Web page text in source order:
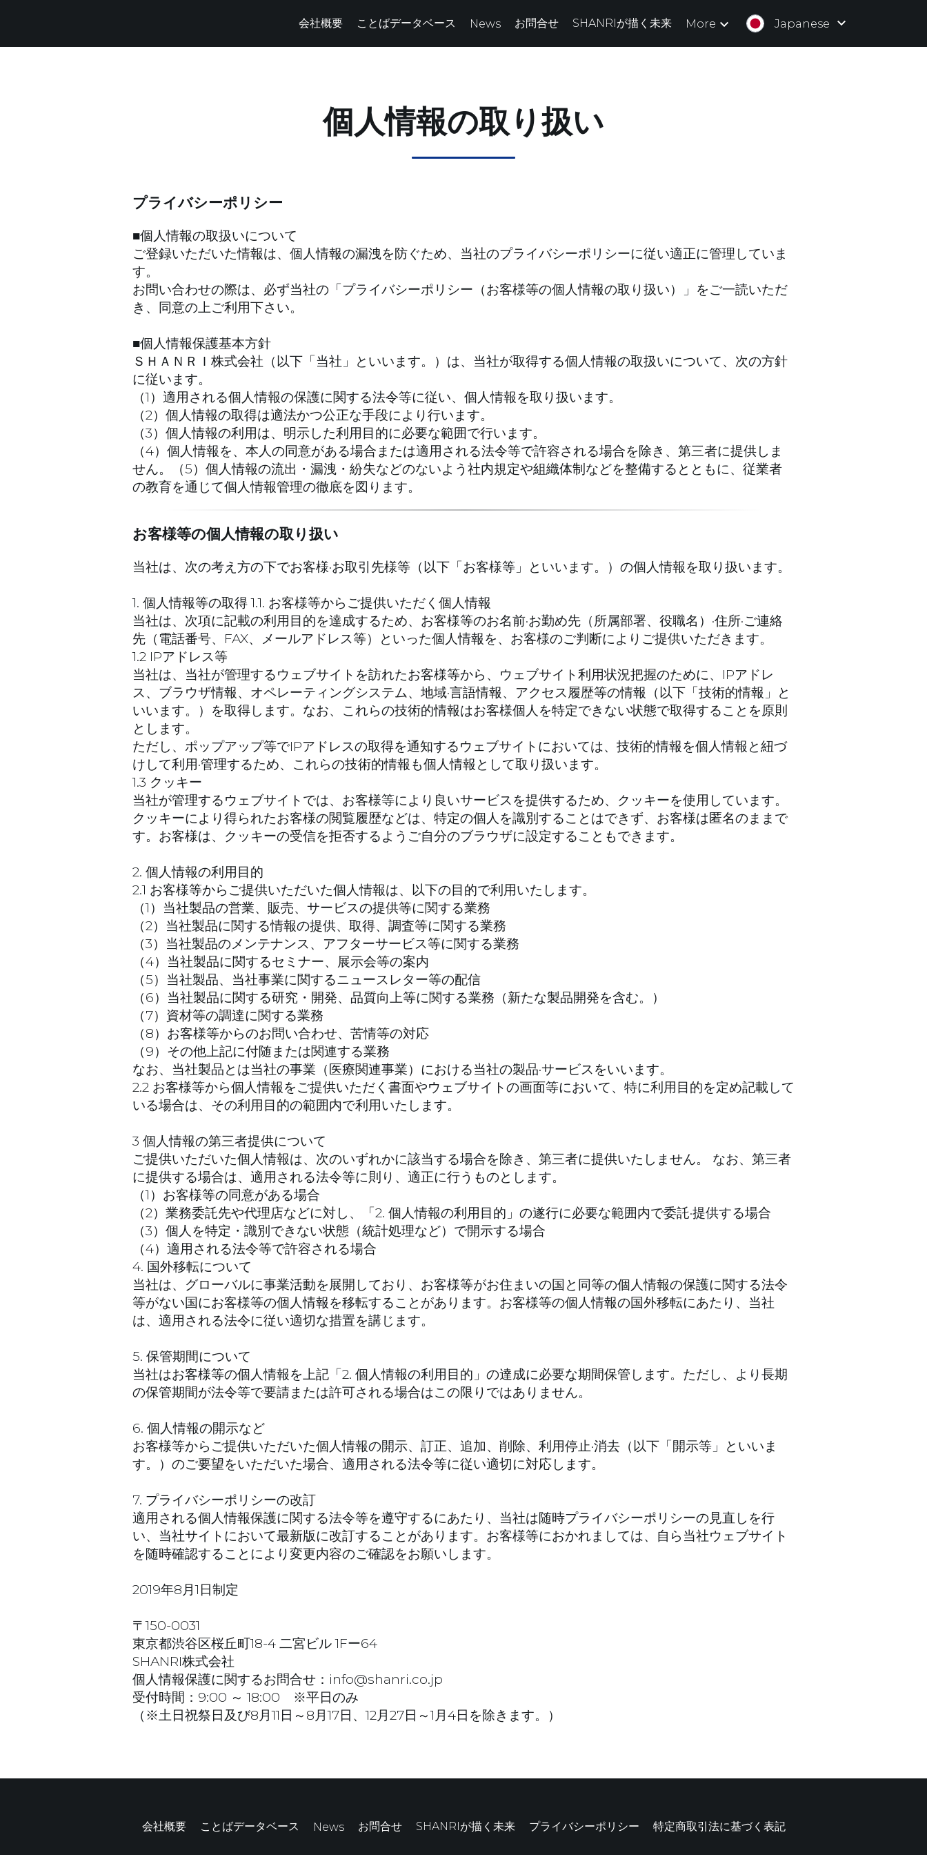
会社概要 ことばデータベース News お問合せ SHANRIが描く未来 More Japanese
個人情報の取り扱い
プライバシーポリシー
■個人情報の取扱いについて
ご登録いただいた情報は、個人情報の漏洩を防ぐため、当社のプライバシーポリシーに従い適正に管理していま
す。
お問い合わせの際は、必ず当社の「プライバシーポリシー（お客様等の個人情報の取り扱い）」をご一読いただ
き、同意の上ご利用下さい。
■個人情報保護基本方針
ＳＨＡＮＲＩ株式会社（以下「当社」といいます。）は、当社が取得する個人情報の取扱いについて、次の方針
に従います。
（1）適用される個人情報の保護に関する法令等に従い、個人情報を取り扱います。
（2）個人情報の取得は適法かつ公正な手段により行います。
（3）個人情報の利用は、明示した利用目的に必要な範囲で行います。
（4）個人情報を、本人の同意がある場合または適用される法令等で許容される場合を除き、第三者に提供しま
せん。（5）個人情報の流出・漏洩・紛失などのないよう社内規定や組織体制などを整備するとともに、従業者
の教育を通じて個人情報管理の徹底を図ります。
お客様等の個人情報の取り扱い
当社は、次の考え方の下でお客様·お取引先様等（以下「お客様等」といいます。）の個人情報を取り扱います。
1. 個人情報等の取得 1.1. お客様等からご提供いただく個人情報
当社は、次項に記載の利用目的を達成するため、お客様等のお名前·お勤め先（所属部署、役職名）·住所·ご連絡
先（電話番号、FAX、メールアドレス等）といった個人情報を、お客様のご判断によりご提供いただきます。
1.2 IPアドレス等
当社は、当社が管理するウェブサイトを訪れたお客様等から、ウェブサイト利用状況把握のために、IPアドレ
ス、ブラウザ情報、オペレーティングシステム、地域·言語情報、アクセス履歴等の情報（以下「技術的情報」と
いいます。）を取得します。なお、これらの技術的情報はお客様個人を特定できない状態で取得することを原則
とします。
ただし、ポップアップ等でIPアドレスの取得を通知するウェブサイトにおいては、技術的情報を個人情報と紐づ
けして利用·管理するため、これらの技術的情報も個人情報として取り扱います。
1.3 クッキー
当社が管理するウェブサイトでは、お客様等により良いサービスを提供するため、クッキーを使用しています。
クッキーにより得られたお客様の閲覧履歴などは、特定の個人を識別することはできず、お客様は匿名のままで
す。お客様は、クッキーの受信を拒否するようご自分のブラウザに設定することもできます。
2. 個人情報の利用目的
2.1 お客様等からご提供いただいた個人情報は、以下の目的で利用いたします。
（1）当社製品の営業、販売、サービスの提供等に関する業務
（2）当社製品に関する情報の提供、取得、調査等に関する業務
（3）当社製品のメンテナンス、アフターサービス等に関する業務
（4）当社製品に関するセミナー、展示会等の案内
（5）当社製品、当社事業に関するニュースレター等の配信
（6）当社製品に関する研究・開発、品質向上等に関する業務（新たな製品開発を含む。）
（7）資材等の調達に関する業務
（8）お客様等からのお問い合わせ、苦情等の対応
（9）その他上記に付随または関連する業務
なお、当社製品とは当社の事業（医療関連事業）における当社の製品·サービスをいいます。
2.2 お客様等から個人情報をご提供いただく書面やウェブサイトの画面等において、特に利用目的を定め記載して
いる場合は、その利用目的の範囲内で利用いたします。
3 個人情報の第三者提供について
ご提供いただいた個人情報は、次のいずれかに該当する場合を除き、第三者に提供いたしません。 なお、第三者
に提供する場合は、適用される法令等に則り、適正に行うものとします。
（1）お客様等の同意がある場合
（2）業務委託先や代理店などに対し、「2. 個人情報の利用目的」の遂行に必要な範囲内で委託·提供する場合
（3）個人を特定・識別できない状態（統計処理など）で開示する場合
（4）適用される法令等で許容される場合
4. 国外移転について
当社は、グローバルに事業活動を展開しており、お客様等がお住まいの国と同等の個人情報の保護に関する法令
等がない国にお客様等の個人情報を移転することがあります。お客様等の個人情報の国外移転にあたり、当社
は、適用される法令に従い適切な措置を講じます。
5. 保管期間について
当社はお客様等の個人情報を上記「2. 個人情報の利用目的」の達成に必要な期間保管します。ただし、より長期
の保管期間が法令等で要請または許可される場合はこの限りではありません。
6. 個人情報の開示など
お客様等からご提供いただいた個人情報の開示、訂正、追加、削除、利用停止·消去（以下「開示等」といいま
す。）のご要望をいただいた場合、適用される法令等に従い適切に対応します。
7. プライバシーポリシーの改訂
適用される個人情報保護に関する法令等を遵守するにあたり、当社は随時プライバシーポリシーの見直しを行
い、当社サイトにおいて最新版に改訂することがあります。お客様等におかれましては、自ら当社ウェブサイト
を随時確認することにより変更内容のご確認をお願いします。
2019年8月1日制定
〒150-0031
東京都渋谷区桜丘町18-4 二宮ビル 1Fー64
SHANRI株式会社
個人情報保護に関するお問合せ：info@shanri.co.jp
受付時間：9:00 ～ 18:00 ※平日のみ
（※土日祝祭日及び8月11日～8月17日、12月27日～1月4日を除きます。）
会社概要 ことばデータベース News お問合せ SHANRIが描く未来 プライバシーポリシー 特定商取引法に基づく表記